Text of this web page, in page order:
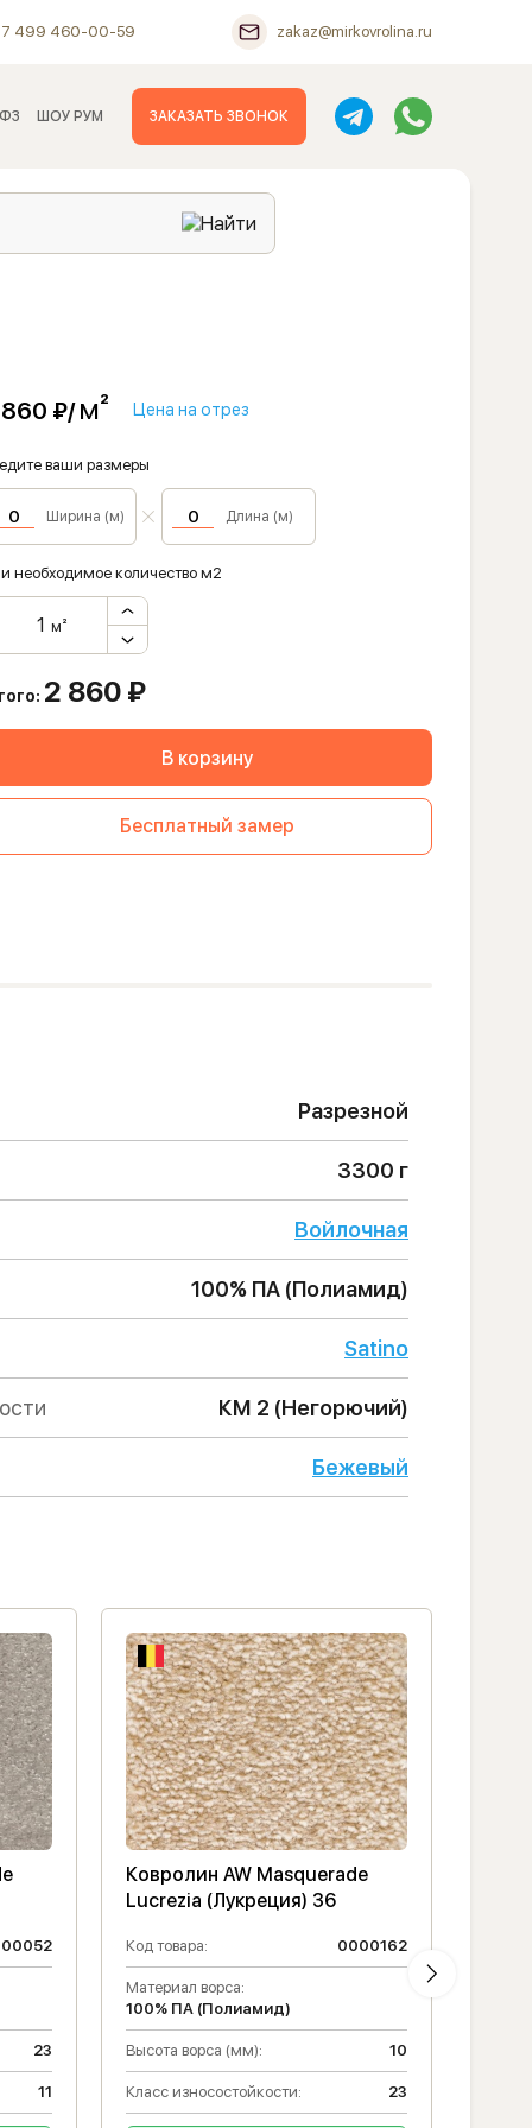
499 460-00-59 zakaz@mirkovrolina.ru
ШОУ РУМ ЗАКАЗАТЬ ЗВОНОК
₽/м² Цена на отрез
ваши размеры
Ширина (м) Длина (м)
необходимое количество м2
м²
2 860 ₽
В корзину
Бесплатный замер
Разрезной
3300 г
Войлочная
100% ПА (Полиамид)
Satino
КМ 2 (Негорючий)
Бежевый
23
11
Ковролин AW Masquerade
Lucrezia (Лукреция) 36
Код товара: 0000162
Материал ворса:
100% ПА (Полиамид)
Высота ворса (мм): 10
Класс износостойкости: 23